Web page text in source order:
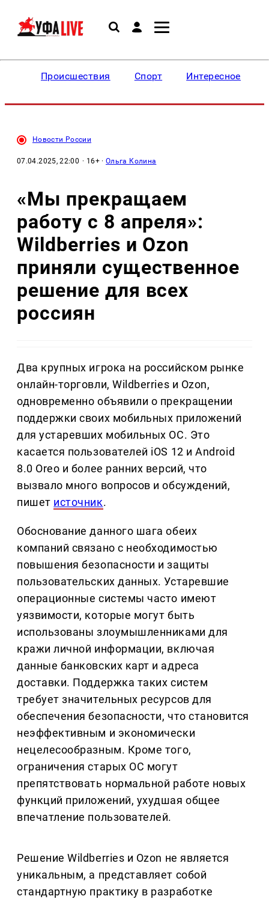
Происшествия Спорт Интересное
Новости России
07.04.2025, 22:00 · 16+ ·Ольга Колина
«Мы прекращаем
работу c 8 апреля»:
Wildberries и Ozon
приняли существенное
решение для всех
россиян
Два крупных игрока на российском рынке
онлайн-торговли, Wildberries и Ozon,
одновременно объявили о прекращении
поддержки своих мобильных приложений
для устаревших мобильных ОС. Это
касается пользователей iOS 12 и Android
8.0 Oreo и более ранних версий, что
вызвало много вопросов и обсуждений,
пишет источник.
Обоснование данного шага обеих
компаний связано с необходимостью
повышения безопасности и защиты
пользовательских данных. Устаревшие
операционные системы часто имеют
уязвимости, которые могут быть
использованы злоумышленниками для
кражи личной информации, включая
данные банковских карт и адреса
доставки. Поддержка таких систем
требует значительных ресурсов для
обеспечения безопасности, что становится
неэффективным и экономически
нецелесообразным. Кроме того,
ограничения старых ОС могут
препятствовать нормальной работе новых
функций приложений, ухудшая общее
впечатление пользователей.
Решение Wildberries и Ozon не является
уникальным, а представляет собой
стандартную практику в разработке